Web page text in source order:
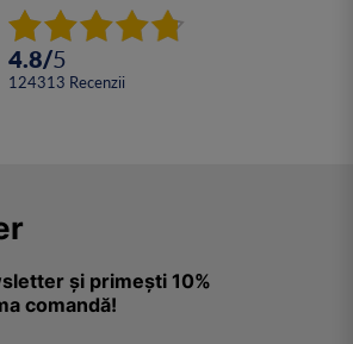
4.8/5
124313 Recenzii
și primești 10%
comandă!